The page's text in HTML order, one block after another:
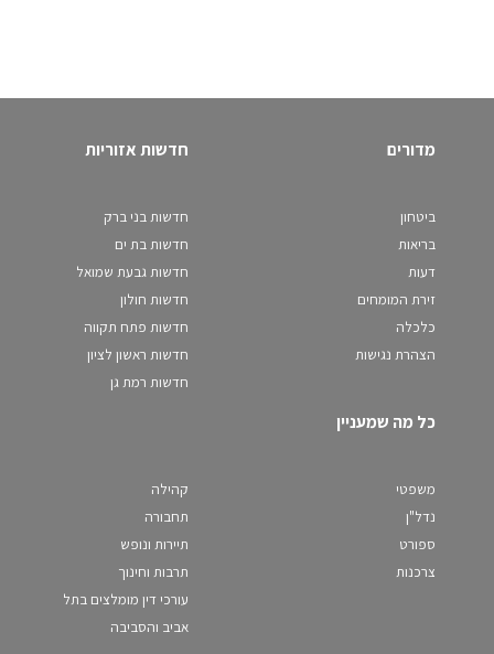
מדורים
ביטחון
בריאות
דעות
זירת המומחים
כלכלה
הצהרת נגישות
חדשות אזוריות
חדשות בני ברק
חדשות בת ים
חדשות גבעת שמואל
חדשות חולון
חדשות פתח תקווה
חדשות ראשון לציון
חדשות רמת גן
כל מה שמעניין
משפטי
נדל"ן
ספורט
צרכנות
קהילה
תחבורה
תיירות ונופש
תרבות וחינוך
עורכי דין מומלצים בתל
אביב והסביבה